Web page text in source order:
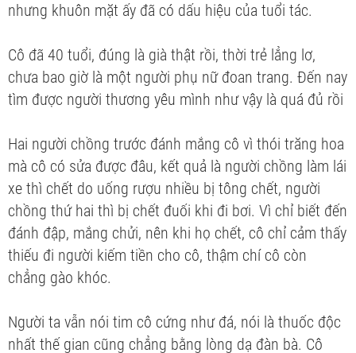
nhưng khuôn mặt ấy đã có dấu hiệu của tuổi tác.
Cô đã 40 tuổi, đúng là già thật rồi, thời trẻ lẳng lơ,
chưa bao giờ là một người phụ nữ đoan trang. Đến nay
tìm được người thương yêu mình như vậy là quá đủ rồi
Hai người chồng trước đánh mắng cô vì thói trăng hoa
mà cô có sửa được đâu, kết quả là người chồng làm lái
xe thì chết do uống rượu nhiều bị tông chết, người
chồng thứ hai thì bị chết đuối khi đi bơi. Vì chỉ biết đến
đánh đập, mắng chửi, nên khi họ chết, cô chỉ cảm thấy
thiếu đi người kiếm tiền cho cô, thậm chí cô còn
chẳng gào khóc.
Người ta vẫn nói tim cô cứng như đá, nói là thuốc độc
nhất thế gian cũng chẳng bằng lòng dạ đàn bà. Cô